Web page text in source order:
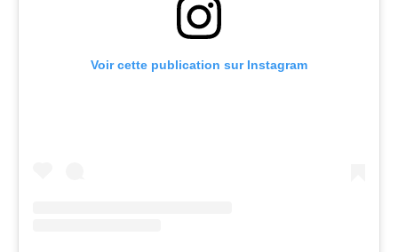
Voir cette publication sur Instagram